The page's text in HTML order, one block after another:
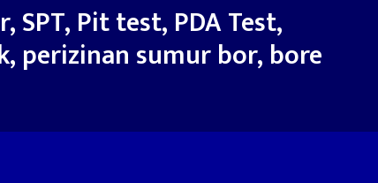
SPT, Pit test, PDA Test,
perizinan sumur bor, bore